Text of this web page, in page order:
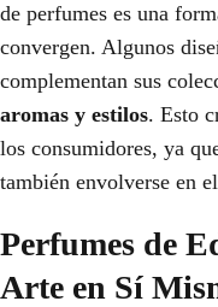
de perfumes es una
convergen. Algunos
complementan sus
aromas y estilos. Esto
los consumidores, ya
también envolverse en
Perfumes de
Arte en Sí